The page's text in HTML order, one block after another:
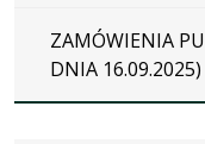
ZAMÓWIENIA
DNIA 16.09.2025)